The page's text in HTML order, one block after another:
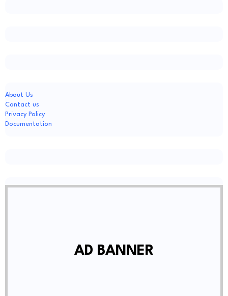
About Us
Contact us
Privacy Policy
Documentation
AD BANNER